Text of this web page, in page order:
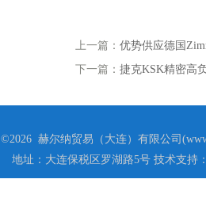
上一篇： 优势供应德国
下一篇： 捷克KSK精密高
©2026 赫尔纳贸易（大连）有限公司
地址：大连保税区罗湖路5号 技术支持